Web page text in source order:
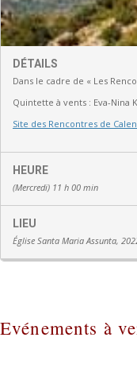
DÉTAILS
Dans le cadre de « Les
Quintette à vents : Eva-Nina
Site des Rencontres de
HEURE
(Mercredi) 11 h 00 min
LIEU
Église Santa Maria Assunta,
Evénements à